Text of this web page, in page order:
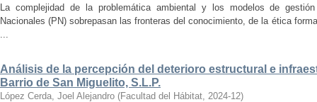
La complejidad de la problemática ambiental y los modelos de
Nacionales (PN) sobrepasan las fronteras del conocimiento, de la ética
...
Análisis de la percepción del deterioro estructural e
Barrio de San Miguelito, S.L.P.
López Cerda, Joel Alejandro (Facultad del Hábitat, 2024-12)